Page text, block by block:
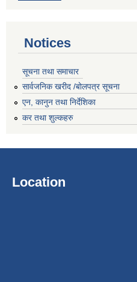
Notices
सूचना तथा समाचार
सार्वजनिक खरीद /बोलपत्र सूचना
एन, कानुन तथा निर्देशिका
कर तथा शुल्कहरु
Location